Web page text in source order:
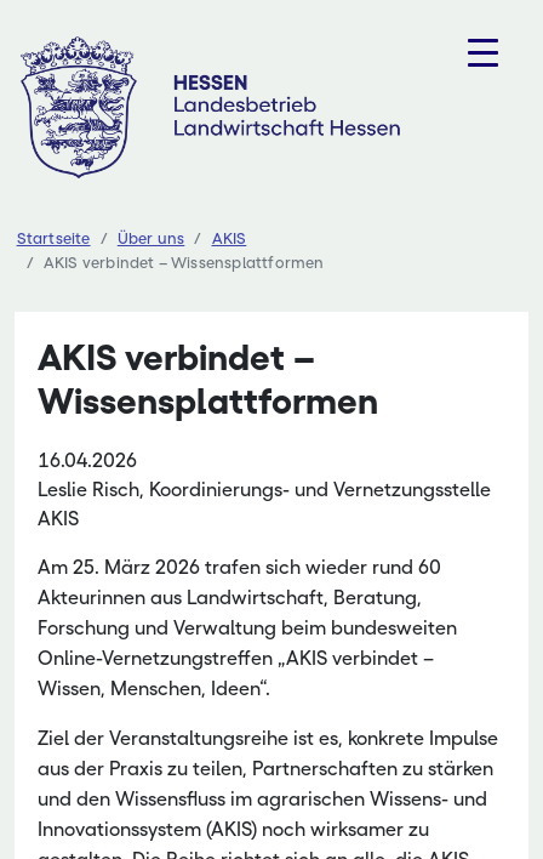
Inhalt
springen
Startseite Über uns
AKIS
AKIS verbindet – Wissensplattformen
AKIS verbindet –
Wissensplattformen
16.04.2026
Leslie Risch, Koordinierungs- und Vernetzungsstelle
AKIS
Am 25. März 2026 trafen sich wieder rund 60
Akteurinnen aus Landwirtschaft, Beratung,
Forschung und Verwaltung beim bundesweiten
Online-Vernetzungstreffen „AKIS verbindet –
Wissen, Menschen, Ideen“.
Ziel der Veranstaltungsreihe ist es, konkrete Impulse
aus der Praxis zu teilen, Partnerschaften zu stärken
und den Wissensfluss im agrarischen Wissens- und
Innovationssystem (AKIS) noch wirksamer zu